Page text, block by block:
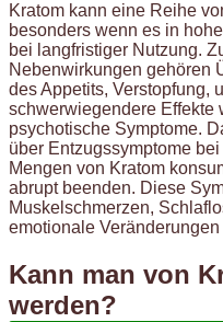
Kratom kann eine Reihe
besonders wenn es in
bei langfristiger Nutzung.
Nebenwirkungen gehören
des Appetits, Verstopfung,
schwerwiegendere Effekte
psychotische Symptome.
über Entzugssymptome
Mengen von Kratom
abrupt beenden. Diese
Muskelschmerzen,
emotionale Veränderungen
Kann man von
werden?